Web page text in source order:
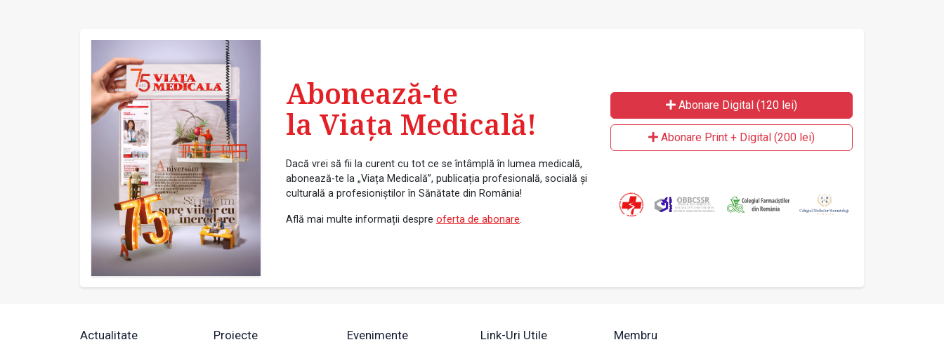
Abonează-te
la Viața Medicală!
Dacă vrei să fii la curent cu tot ce se întâmplă în lumea medicală,
abonează-te la „Viața Medicală”, publicația profesională, socială și
culturală a profesioniștilor în Sănătate din România!
Află mai multe informații despre oferta de abonare.
Abonare Digital (120 lei)
Abonare Print + Digital (200 lei)
Actualitate Proiecte Evenimente Link-Uri Utile Membru